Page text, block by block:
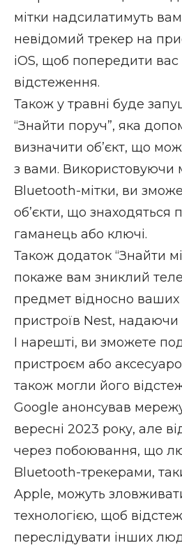
мітки надсилатимуть
невідомий трекер на
iOS, щоб попередити
відстеження.
Також у травні буде
“Знайти поруч”, яка
визначити об’єкт, що
з вами. Використовуючи
Bluetooth-мітки, ви
об’єкти, що знаходяться
гаманець або ключі.
Також додаток “Знайти
покаже вам зниклий
предмет відносно
пристроїв Nest, надаючи
І нарешті, ви зможете
пристроєм або
також могли його
Google анонсував
вересні 2023 року, але
через побоювання, що
Bluetooth-трекерами,
Apple, можуть
технологією, щоб
переслідувати інших